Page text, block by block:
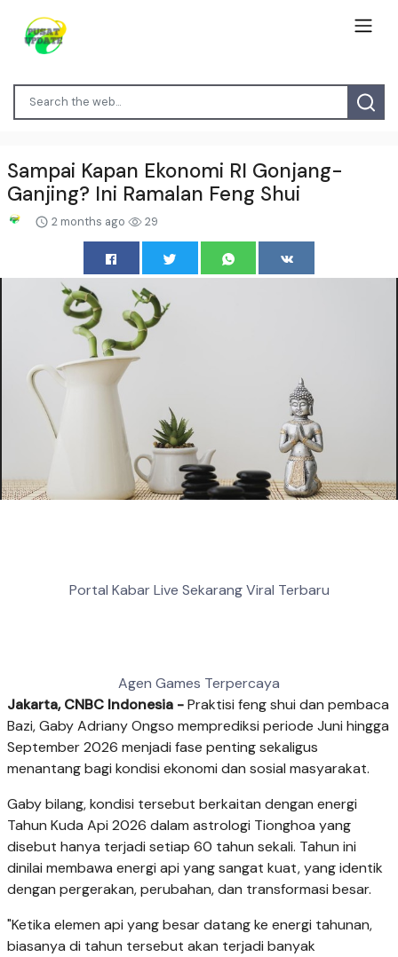
Sampai Kapan Ekonomi RI Gonjang-
Ganjing? Ini Ramalan Feng Shui
2 months ago 29
Portal Kabar Live Sekarang Viral Terbaru
Agen Games Terpercaya
Jakarta, CNBC Indonesia -Praktisi feng shui dan pembaca
Bazi, Gaby Adriany Ongso memprediksi periode Juni hingga
September 2026 menjadi fase penting sekaligus
menantang bagi kondisi ekonomi dan sosial masyarakat.
Gaby bilang, kondisi tersebut berkaitan dengan energi
Tahun Kuda Api 2026 dalam astrologi Tionghoa yang
disebut hanya terjadi setiap 60 tahun sekali. Tahun ini
dinilai membawa energi api yang sangat kuat, yang identik
dengan pergerakan, perubahan, dan transformasi besar.
"Ketika elemen api yang besar datang ke energi tahunan,
biasanya di tahun tersebut akan terjadi banyak